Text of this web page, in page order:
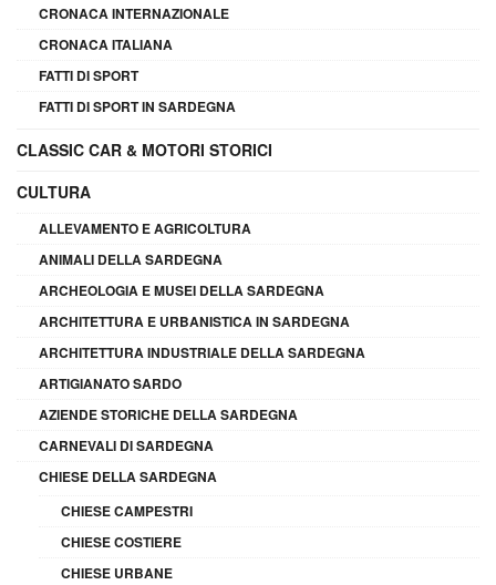
CRONACA INTERNAZIONALE
CRONACA ITALIANA
FATTI DI SPORT
FATTI DI SPORT IN SARDEGNA
CLASSIC CAR & MOTORI STORICI
CULTURA
ALLEVAMENTO E AGRICOLTURA
ANIMALI DELLA SARDEGNA
ARCHEOLOGIA E MUSEI DELLA SARDEGNA
ARCHITETTURA E URBANISTICA IN SARDEGNA
ARCHITETTURA INDUSTRIALE DELLA SARDEGNA
ARTIGIANATO SARDO
AZIENDE STORICHE DELLA SARDEGNA
CARNEVALI DI SARDEGNA
CHIESE DELLA SARDEGNA
CHIESE CAMPESTRI
CHIESE COSTIERE
CHIESE URBANE